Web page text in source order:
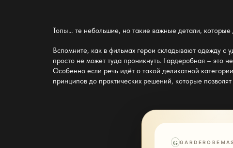
Топы… те небольшие, но такие важные детали,
Вспомните, как в фильмах герои складывают одежду с
просто не может туда проникнуть. Гардеробная – это
Особенно если речь идёт о такой деликатной
принципов до практических решений, которые
G